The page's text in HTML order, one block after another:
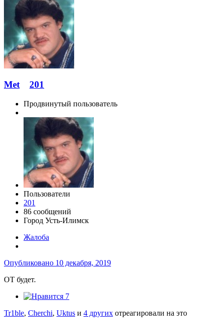
Met 201
Продвинутый пользователь
Пользователи
201
86 сообщений
Город Усть-Илимск
Жалоба
Опубликовано 10 декабря, 2019
OT будет.
7
Tr1ble, Cherchi, Uktus и 4 других отреагировали на это